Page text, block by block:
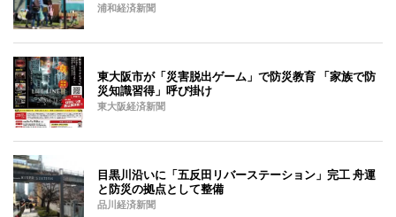
浦和経済新聞
東大阪市が「災害脱出ゲーム」で防災教育 「家族で防
災知識習得」呼び掛け
東大阪経済新聞
目黒川沿いに「五反田リバーステーション」完工 舟運
と防災の拠点として整備
品川経済新聞